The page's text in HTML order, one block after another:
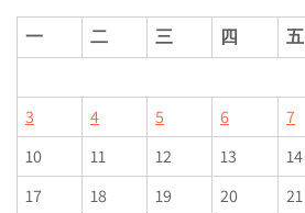
一 二 三 四 五
3
4 5 6 7
10
11 12 13 14
17
18 19 20 21